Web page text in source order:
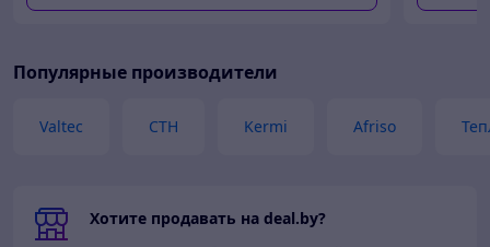
Популярные производители
Valtec СТН Kermi Afriso
Хотите продавать на deal.by?